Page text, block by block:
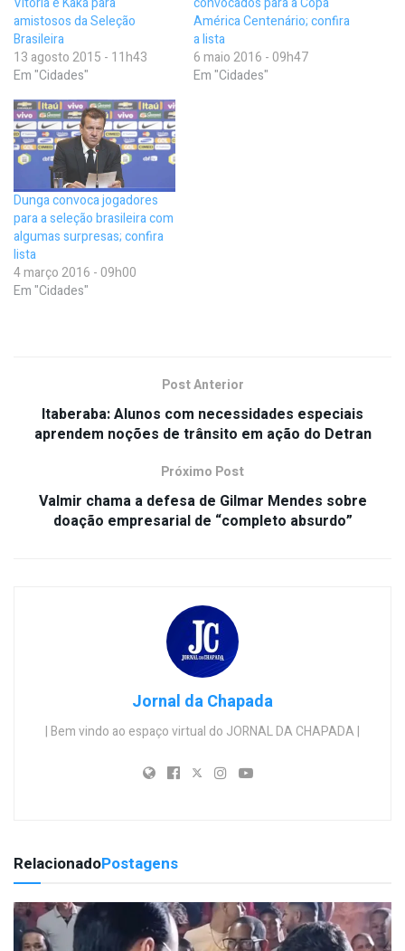
amistosos da Seleção
Brasileira
13 agosto 2015 - 11h43
Em "Cidades"
América Centenário; confira
a lista
6 maio 2016 - 09h47
Em "Cidades"
Dunga convoca jogadores
para a seleção brasileira com
algumas surpresas; confira
lista
4 março 2016 - 09h00
Em "Cidades"
Post Anterior
Itaberaba: Alunos com necessidades especiais
aprendem noções de trânsito em ação do Detran
Próximo Post
Valmir chama a defesa de Gilmar Mendes sobre
doação empresarial de “completo absurdo”
Jornal da Chapada
| Bem vindo ao espaço virtual do JORNAL DA CHAPADA |
RelacionadoPostagens